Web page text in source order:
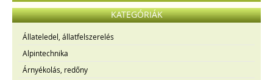
KATEGÓRIÁK
Állateledel, állatfelszerelés
Alpintechnika
Árnyékolás, redőny